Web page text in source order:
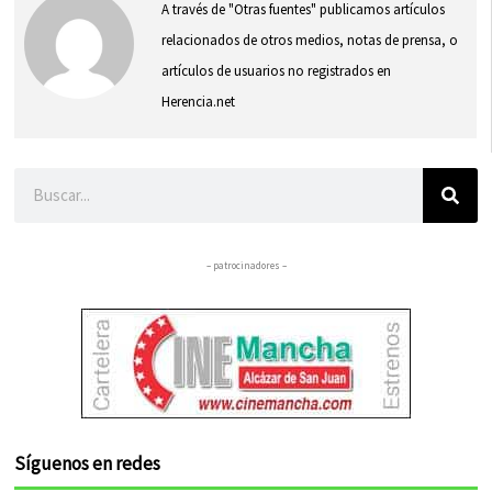
A través de "Otras fuentes" publicamos artículos
relacionados de otros medios, notas de prensa, o
artículos de usuarios no registrados en
Herencia.net
– patrocinadores –
Síguenos en redes